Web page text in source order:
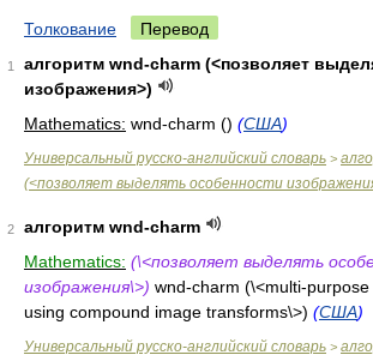
Толкование Перевод
1
алгоритм wnd-charm (<позволяет
изображения>)
Mathematics: wnd-charm () (США)
Универсальный русско-английский словарь >
(<позволяет выделять особенности
2
алгоритм wnd-charm
Mathematics: (\<позволяет выделять
изображения\>) wnd-charm (\<multi-
using compound image transforms\>) (США)
Универсальный русско-английский словарь >